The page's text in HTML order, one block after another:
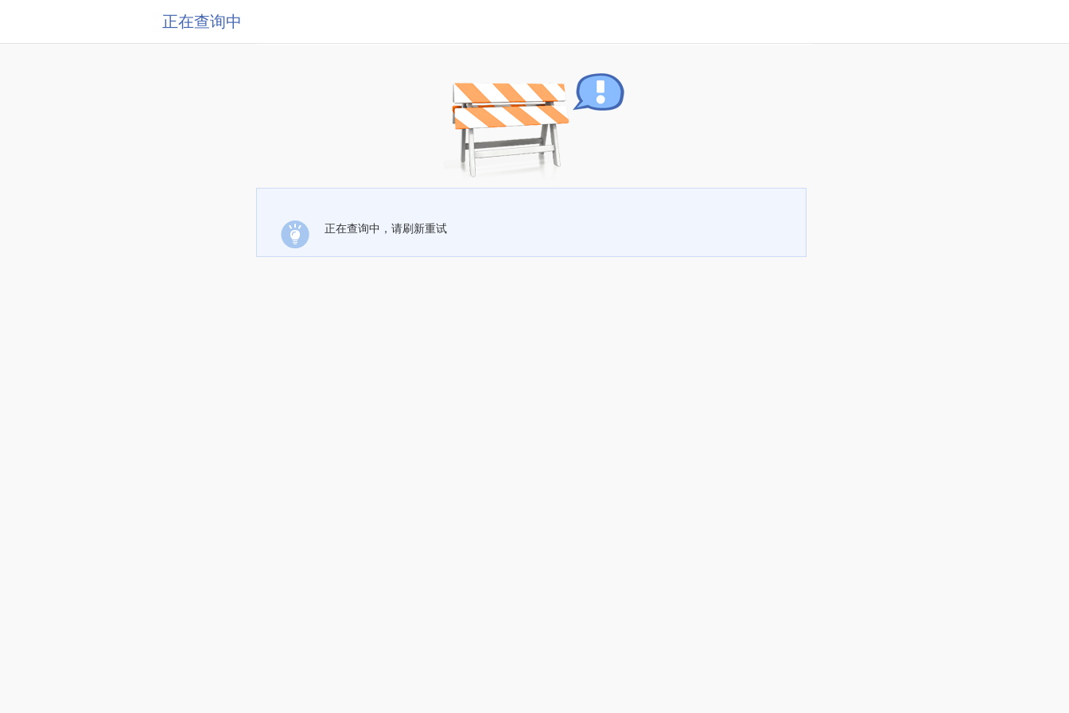
正在查询中
正在查询中，请刷新重试